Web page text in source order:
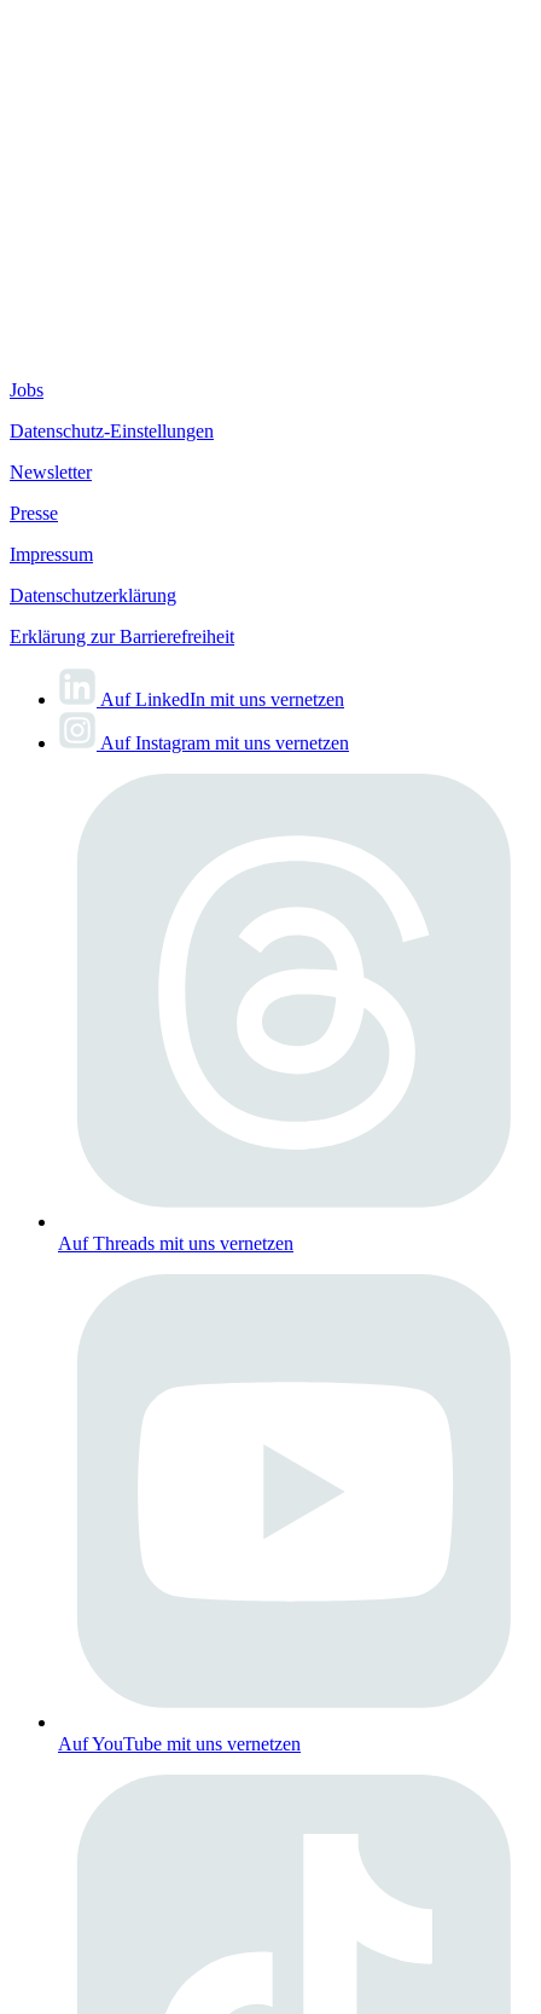
Jobs
Datenschutz-Einstellungen
Newsletter
Presse
Impressum
Datenschutzerklärung
Erklärung zur Barrierefreiheit
Auf LinkedIn mit uns vernetzen
Auf Instagram mit uns vernetzen
Auf Threads mit uns vernetzen
Auf YouTube mit uns vernetzen